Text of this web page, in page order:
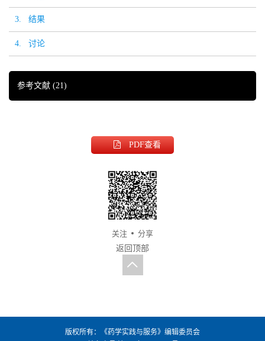
3. 结果
4. 讨论
参考文献 (21)
PDF查看
关注
分享
返回顶部
版权所有：《药学实践与服务》编辑委员会